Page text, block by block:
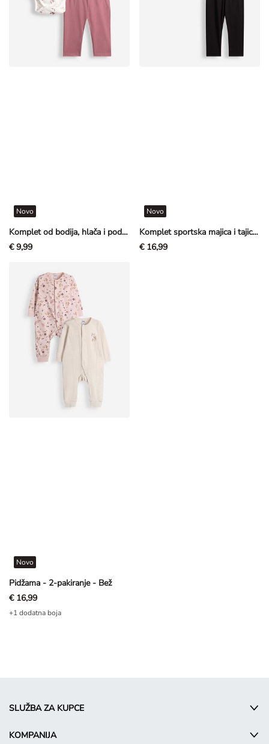
Komplet od bodija, hlača i podbratka - Pamuk - Prljavo bijela
Novo
€ 9,99
Komplet sportska majica i tajice - Ružičasta
Novo
€ 16,99
Pidžama - 2-pakiranje - Bež
Novo
€ 16,99
+1 dodatna boja
SLUŽBA ZA KUPCE
KOMPANIJA